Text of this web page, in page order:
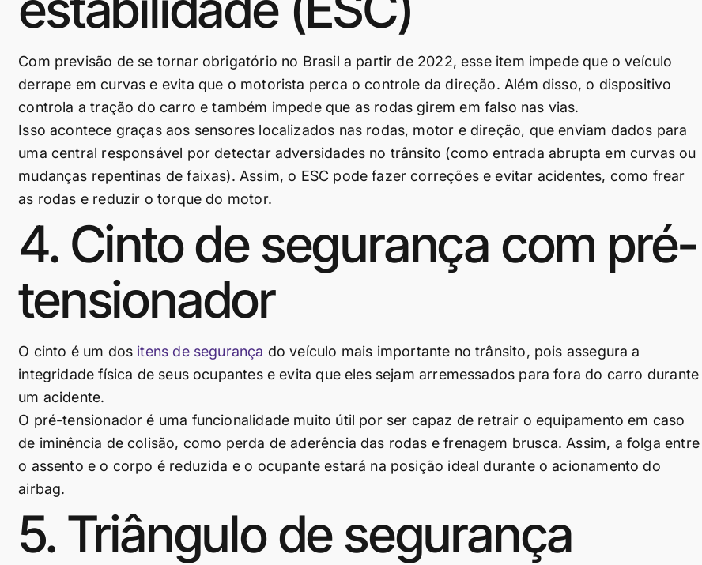
Com previsão de se tornar obrigatório no Brasil a partir de 2022, esse item impede que o veículo
derrape em curvas e evita que o motorista perca o controle da direção. Além disso, o dispositivo
controla a tração do carro e também impede que as rodas girem em falso nas vias.
Isso acontece graças aos sensores localizados nas rodas, motor e direção, que enviam dados para
uma central responsável por detectar adversidades no trânsito (como entrada abrupta em curvas ou
mudanças repentinas de faixas). Assim, o ESC pode fazer correções e evitar acidentes, como frear
as rodas e reduzir o torque do motor.
4. Cinto de segurança com pré-
tensionador
O cinto é um dos itens de segurança do veículo mais importante no trânsito, pois assegura a
integridade física de seus ocupantes e evita que eles sejam arremessados para fora do carro durante
um acidente.
O pré-tensionador é uma funcionalidade muito útil por ser capaz de retrair o equipamento em caso
de iminência de colisão, como perda de aderência das rodas e frenagem brusca. Assim, a folga entre
o assento e o corpo é reduzida e o ocupante estará na posição ideal durante o acionamento do
airbag.
5. Triângulo de segurança